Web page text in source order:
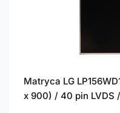
Matryca LG
x 900) / 40 pin LVDS